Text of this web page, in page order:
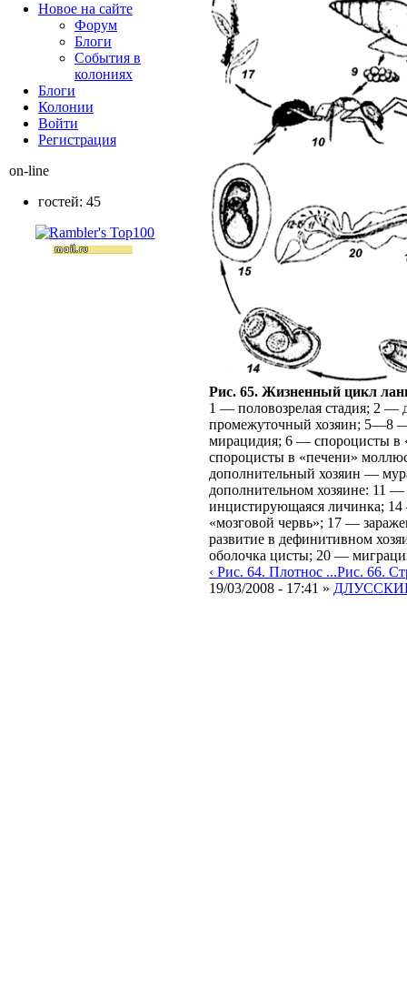
Рис. 65. Жизненный цикл
1 — половозрелая стадия; 2
промежуточный хозяин; 5—8
мирацидия; 6 — спороцисты в
спороцисты в «печени»
дополнительный хозяин —
дополнительном хозяине: 11
инцистирующаяся личинка;
«мозговой червь»; 17 —
развитие в дефинитивном
оболочка цисты; 20 —
‹ Рис. 64. Плотнос ...Рис. 66.
19/03/2008 - 17:41 »
Новое на сайте
Форум
Блоги
События в
колониях
Блоги
Колонии
Войти
Peгиcтpaция
on-line
гостей: 45